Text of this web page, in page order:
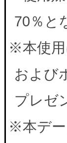
70％と
※本使用
および
プレゼ
※本デー